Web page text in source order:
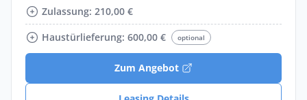
Zulassung: 210,00 €
Haustürlieferung: 600,00 €
optional
Zum Angebot